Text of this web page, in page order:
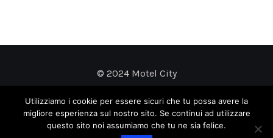
© 2024 Motel City
Utilizziamo i cookie per essere sicuri che tu possa avere la
migliore esperienza sul nostro sito. Se continui ad utilizzare
questo sito noi assumiamo che tu ne sia felice.